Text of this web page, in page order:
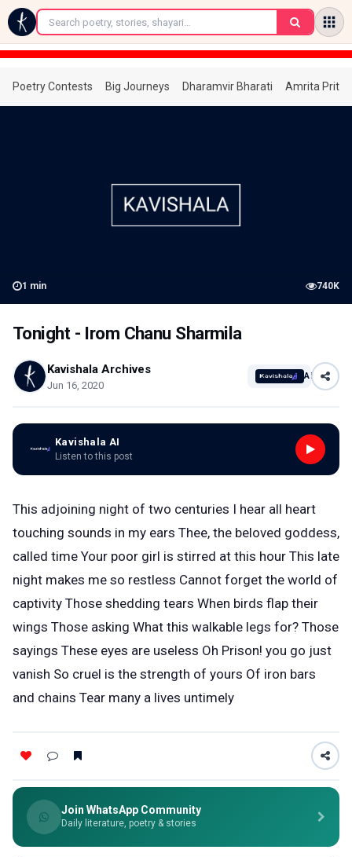
←
Poetry Contests Big Journeys Dharamvir Bharati Amrita
1 min 740K
Tonight - Irom Chanu Sharmila
Kavishala Archives
Jun 16, 2020
AI
Kavishala AI
Listen to this post
This adjoining night of two centuries I hear all heart
touching sounds in my ears Thee, the beloved goddess,
called time Your poor girl is stirred at this hour This late
night makes me so restless Cannot forget the world of
captivity Those shedding tears When birds flap their
wings Those asking What this walkable legs for? Those
sayings These eyes are useless Oh Prison! you go just
vanish So cruel is the strength of yours Of iron bars
and chains Tear many a lives untimely
Join WhatsApp Community
Daily literature, poetry & stories